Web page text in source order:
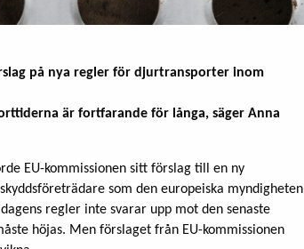
på nya regler för djurtransporter inom
är fortfarande för långa, säger Anna
EU-kommissionen sitt förslag till en ny
som den europeiska myndigheten
regler inte svarar upp mot den senaste
höjas. Men förslaget från EU-kommissionen